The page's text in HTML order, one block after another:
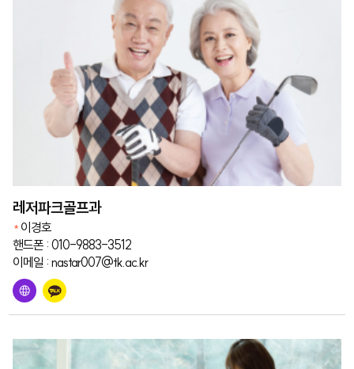
레저파크골프과
이경호
핸드폰 : 010-9883-3512
이메일 : nastar007@tk.ac.kr